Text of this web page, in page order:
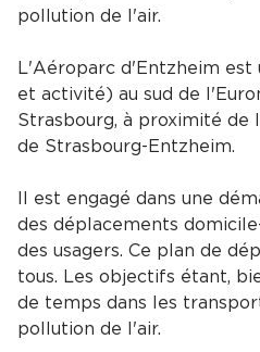
pollution de l'air.
L'Aéroparc d'Entzheim est
et activité) au sud de
Strasbourg, à proximité de
de Strasbourg-Entzheim.
Il est engagé dans une
des déplacements
des usagers. Ce plan de
tous. Les objectifs étant,
de temps dans les
pollution de l'air.